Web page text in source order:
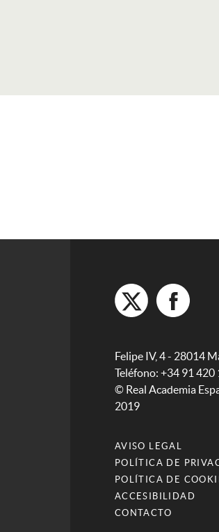
Felipe IV, 4 - 28014
Teléfono: +34 91 420
© Real Academia
2019
AVISO LEGAL
POLÍTICA DE
POLÍTICA DE
ACCESIBILIDAD
CONTACTO